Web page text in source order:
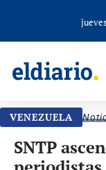
VENEZUELA
SNTP